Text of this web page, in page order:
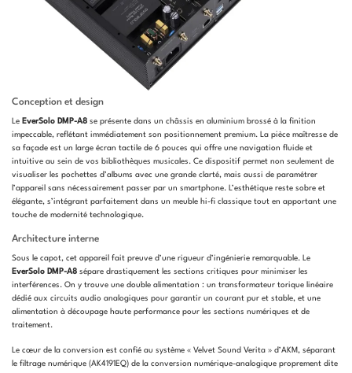
Conception et design
Le EverSolo DMP-A8 se présente dans un châssis en aluminium brossé à la finition
impeccable, reflétant immédiatement son positionnement premium. La pièce maîtresse de
sa façade est un large écran tactile de 6 pouces qui offre une navigation fluide et
intuitive au sein de vos bibliothèques musicales. Ce dispositif permet non seulement de
visualiser les pochettes d’albums avec une grande clarté, mais aussi de paramétrer
l’appareil sans nécessairement passer par un smartphone. L’esthétique reste sobre et
élégante, s’intégrant parfaitement dans un meuble hi-fi classique tout en apportant une
touche de modernité technologique.
Architecture interne
Sous le capot, cet appareil fait preuve d’une rigueur d’ingénierie remarquable. Le
EverSolo DMP-A8 sépare drastiquement les sections critiques pour minimiser les
interférences. On y trouve une double alimentation : un transformateur torique linéaire
dédié aux circuits audio analogiques pour garantir un courant pur et stable, et une
alimentation à découpage haute performance pour les sections numériques et de
traitement.
Le cœur de la conversion est confié au système « Velvet Sound Verita » d’AKM, séparant
le filtrage numérique (AK4191EQ) de la conversion numérique-analogique proprement dite